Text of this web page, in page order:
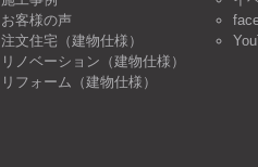
お客様の声
注文住宅（建物仕様）
リノベーション（建物仕様）
リフォーム（建物仕様）